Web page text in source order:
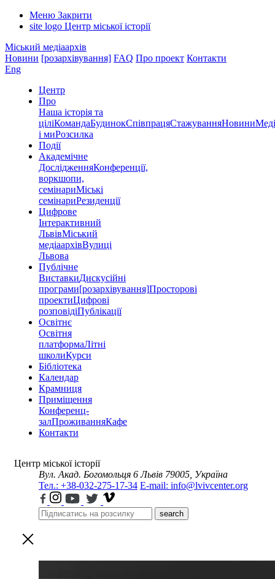
Меню Закрити
site logo Центр міської історії
Міський медіаархів
Новини [розархівування] FAQ Про проект Контакти
Eng
Центр
Про
Наша історія та
ціліКомандаБудинокСпівпрацяСтажуванняНовини
і миРозсилка
Події
Академічне
ДослідженняКонференції,
воркшопи,
семінариМіські
семінариРезиденції
Цифрове
Інтерактивний
ЛьвівМіський
медіаархівВулиці
Львова
Публічне
ВиставкиДискусійні
програми[розархівування]Просторові
проектиЦифрові
розповідіПублікації
Освітнє
Освітня
платформаЛітні
школиКурси
Бібліотека
Календар
Крамниця
Приміщення
Конференц-
залПроживанняКафе
Контакти
Центр міської історії
Вул. Акад. Богомольця 6 Львів 79005, Україна
Тел.: +38-032-275-17-34 E-mail: info@lvivcenter.org
search